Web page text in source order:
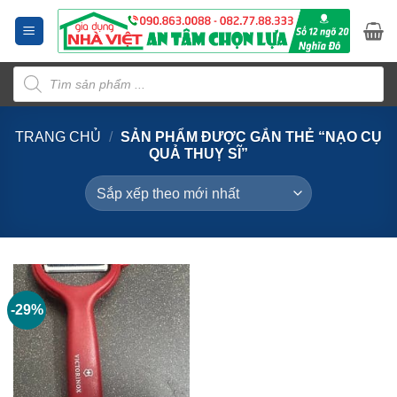
dung
Tìm
kiếm
sản
phẩm
TRANG CHỦ / SẢN PHẨM ĐƯỢC GẮN THẺ “NẠO CỤ
QUẢ THUỴ SĨ”
-29%